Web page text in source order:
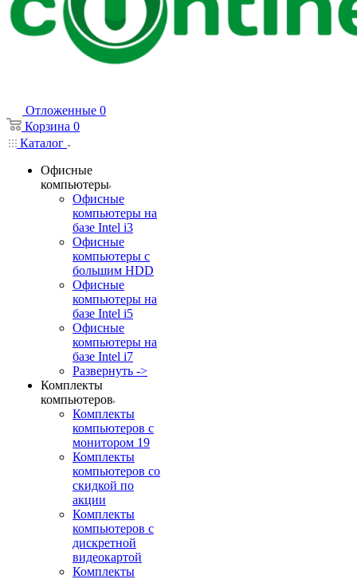
Отложенные 0
Корзина 0
Каталог
Офисные
компьютеры
Офисные
компьютеры на
базе Intel i3
Офисные
компьютеры с
большим HDD
Офисные
компьютеры на
базе Intel i5
Офисные
компьютеры на
базе Intel i7
Развернуть ->
Комплекты
компьютеров
Комплекты
компьютеров с
монитором 19
Комплекты
компьютеров со
скидкой по
акции
Комплекты
компьютеров с
дискретной
видеокартой
Комплекты